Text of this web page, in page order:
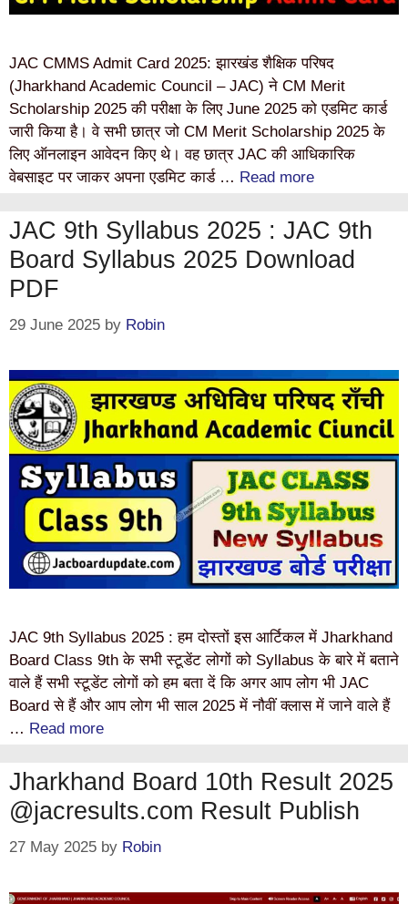
JAC CMMS Admit Card 2025: झारखंड शैक्षिक परिषद
(Jharkhand Academic Council – JAC) ने CM Merit
Scholarship 2025 की परीक्षा के लिए June 2025 को एडमिट कार्ड
जारी किया है। वे सभी छात्र जो CM Merit Scholarship 2025 के
लिए ऑनलाइन आवेदन किए थे। वह छात्र JAC की आधिकारिक
वेबसाइट पर जाकर अपना एडमिट कार्ड … Read more
JAC 9th Syllabus 2025 : JAC 9th
Board Syllabus 2025 Download
PDF
29 June 2025 by Robin
JAC 9th Syllabus 2025 : हम दोस्तों इस आर्टिकल में Jharkhand
Board Class 9th के सभी स्टूडेंट लोगों को Syllabus के बारे में बताने
वाले हैं सभी स्टूडेंट लोगों को हम बता दें कि अगर आप लोग भी JAC
Board से हैं और आप लोग भी साल 2025 में नौवीं क्लास में जाने वाले हैं
… Read more
Jharkhand Board 10th Result 2025
@jacresults.com Result Publish
27 May 2025 by Robin